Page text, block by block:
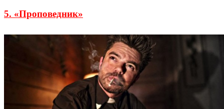
5. «Проповедник»